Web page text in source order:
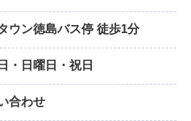
ウン徳島バス停 徒歩1分
・日曜日・祝日
合わせ